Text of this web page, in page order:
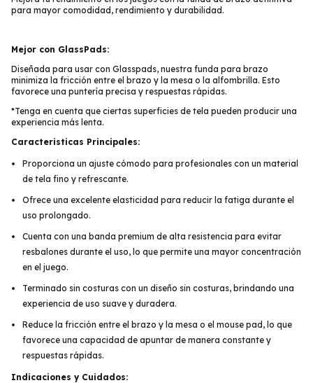
para mayor comodidad, rendimiento y durabilidad.
Mejor con GlassPads:
Diseñada para usar con Glasspads, nuestra funda para brazo
minimiza la fricción entre el brazo y la mesa o la alfombrilla. Esto
favorece una puntería precisa y respuestas rápidas.
*Tenga en cuenta que ciertas superficies de tela pueden producir una
experiencia más lenta.
Caracteristicas Principales:
Proporciona un ajuste cómodo para profesionales con un material
de tela fino y refrescante.
Ofrece una excelente elasticidad para reducir la fatiga durante el
uso prolongado.
Cuenta con una banda premium de alta resistencia para evitar
resbalones durante el uso, lo que permite una mayor concentración
en el juego.
Terminado sin costuras con un diseño sin costuras, brindando una
experiencia de uso suave y duradera.
Reduce la fricción entre el brazo y la mesa o el mouse pad, lo que
favorece una capacidad de apuntar de manera constante y
respuestas rápidas.
Indicaciones y Cuidados: